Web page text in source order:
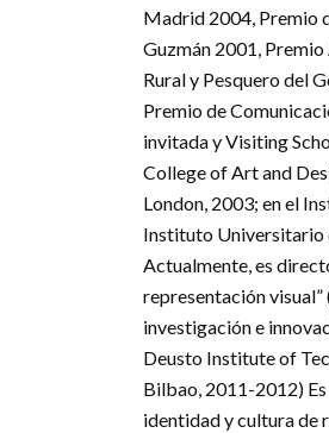
Madrid 2004, Premio
Guzmán 2001,
Rural y Pesquero del
Premio de
invitada y Visiting
College of Art and
London, 2003; en el
Instituto Universitario
Actualmente, es
representación
investigación e
Deusto Institute of
Bilbao, 2011-2012)
identidad y cultura de